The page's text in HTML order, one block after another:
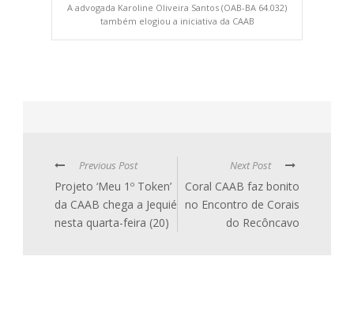
A advogada Karoline Oliveira Santos (OAB-BA 64.032)
também elogiou a iniciativa da CAAB
Previous Post
Projeto ‘Meu 1º Token’
da CAAB chega a Jequié
nesta quarta-feira (20)
Next Post
Coral CAAB faz bonito
no Encontro de Corais
do Recôncavo